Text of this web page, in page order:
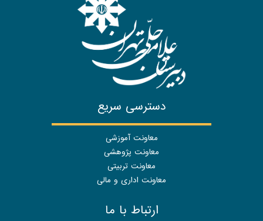
دسترسی سریع
معاونت آموزشی
معاونت پژوهشی
معاونت تربیتی
معاونت اداری و مالی
ارتباط با ما